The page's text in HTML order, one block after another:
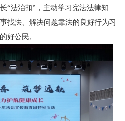
“法治扣”，主动学习宪法法律知
找法、解决问题靠法的良好行为习
好公民。